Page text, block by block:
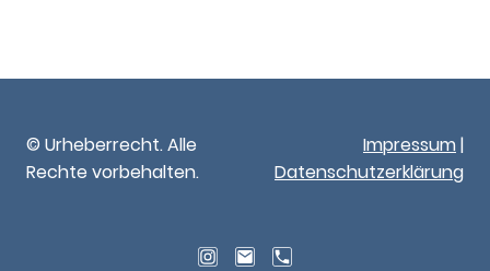
© Urheberrecht. Alle
Rechte vorbehalten.
Impressum|
Datenschutzerklärung